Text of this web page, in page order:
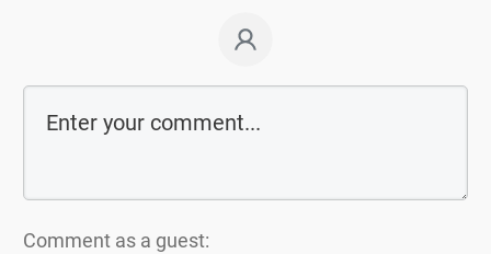
Comment as a guest: